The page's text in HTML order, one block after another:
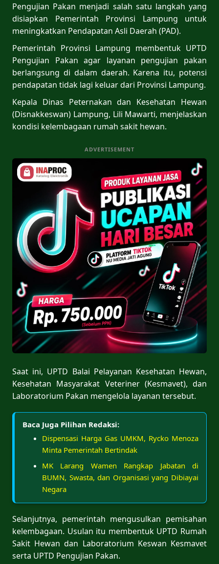
Pengujian Pakan menjadi salah satu langkah yang
disiapkan Pemerintah Provinsi Lampung untuk
meningkatkan Pendapatan Asli Daerah (PAD).
Pemerintah Provinsi Lampung membentuk UPTD
Pengujian Pakan agar layanan pengujian pakan
berlangsung di dalam daerah. Karena itu, potensi
pendapatan tidak lagi keluar dari Provinsi Lampung.
Kepala Dinas Peternakan dan Kesehatan Hewan
(Disnakkeswan) Lampung, Lili Mawarti, menjelaskan
kondisi kelembagaan rumah sakit hewan.
ADVERTISEMENT
Saat ini, UPTD Balai Pelayanan Kesehatan Hewan,
Kesehatan Masyarakat Veteriner (Kesmavet), dan
Laboratorium Pakan mengelola layanan tersebut.
Baca Juga Pilihan Redaksi:
Dispensasi Harga Gas UMKM, Rycko Menoza
Minta Pemerintah Bertindak
MK Larang Wamen Rangkap Jabatan di
BUMN, Swasta, dan Organisasi yang Dibiayai
Negara
Selanjutnya, pemerintah mengusulkan pemisahan
kelembagaan. Usulan itu membentuk UPTD Rumah
Sakit Hewan dan Laboratorium Keswan Kesmavet
serta UPTD Pengujian Pakan.